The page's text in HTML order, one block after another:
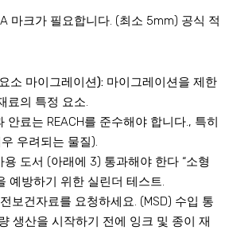
마크가 필요합니다. (최소 5mm) 공식 적
소 마이그레이션): 마이그레이션을 제한
료의 특정 요소.
안료는 REACH를 준수해야 합니다., 특히
우려되는 물질).
용 도서 (아래에 3) 통과해야 한다 “소형
예방하기 위한 실린더 테스트.
보건자료를 요청하세요. (MSD) 수입 통
생산을 시작하기 전에 잉크 및 종이 재